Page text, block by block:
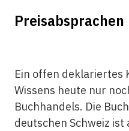
Preisabsprachen
Ein offen deklariertes
Wissens heute nur
Buchhandels. Die
deutschen Schweiz